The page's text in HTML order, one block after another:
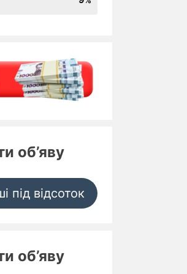
об’яву
під відсоток
об’яву